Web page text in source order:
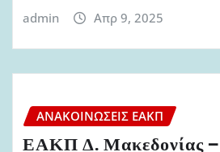
admin Απρ 9, 2025
ΑΝΑΚΟΙΝΏΣΕΙΣ ΕΑΚΠ
ΕΑΚΠ Δ. Μακεδονίας